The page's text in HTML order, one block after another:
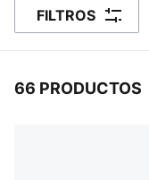
FILTROS
66 PRODUCTOS